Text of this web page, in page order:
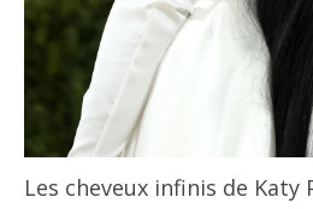
Les cheveux infinis de Katy